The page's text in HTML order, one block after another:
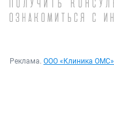
Реклама. ООО «Клиника ОМС»